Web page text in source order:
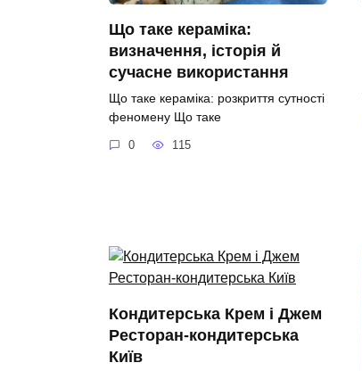
Що таке кераміка:
визначення, історія й
сучасне використання
Що таке кераміка: розкриття сутності
феномену Що таке
0 115
Кондитерська Крем і Джем
Ресторан-кондитерська
Київ